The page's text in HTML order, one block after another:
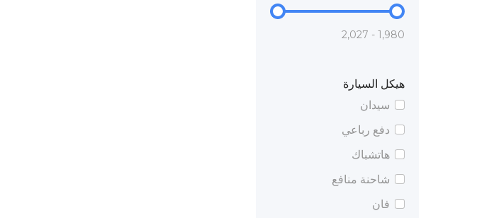
1,980 - 2,027
هيكل السيارة
سيدان
دفع رباعي
هاتشباك
شاحنة منافع
فان